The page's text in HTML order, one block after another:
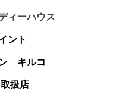
ィーハウス
ント
ン キルコ
取扱店